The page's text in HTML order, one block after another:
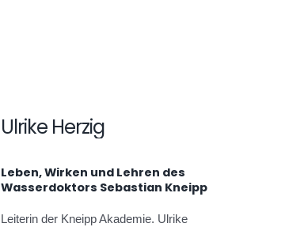
Ulrike Herzig
Leben, Wirken und Lehren des
Wasserdoktors Sebastian Kneipp
Leiterin der Kneipp Akademie. Ulrike